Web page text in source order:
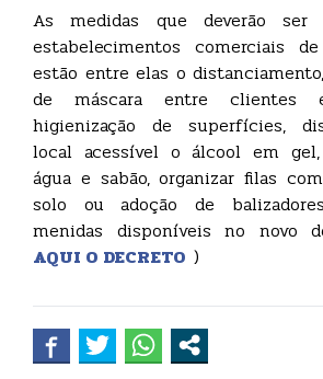
As medidas que deverão ser
estabelecimentos comerciais
estão entre elas o
de máscara entre clientes
higienização de superfícies,
local acessível o álcool em
água e sabão, organizar filas
solo ou adoção de
menidas disponíveis no novo
AQUI O DECRETO )